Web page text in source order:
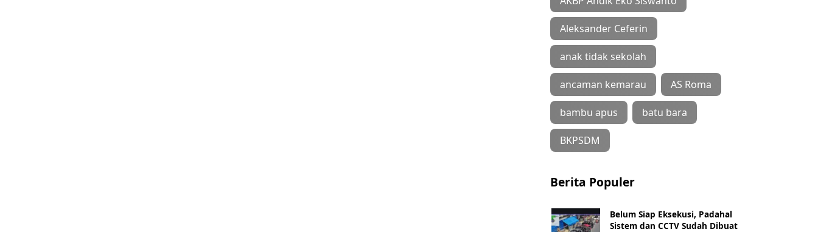
Aleksander Ceferin
anak tidak sekolah
ancaman kemarau AS Roma
bambu apus batu bara
BKPSDM
Berita Populer
Belum Siap Eksekusi, Padahal
Sistem dan CCTV Sudah Dibuat